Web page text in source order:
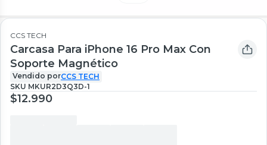
CCS TECH
Carcasa Para iPhone 16 Pro Max Con
Soporte Magnético
Vendido porCCS TECH
SKU MKUR2D3Q3D-1
$12.990